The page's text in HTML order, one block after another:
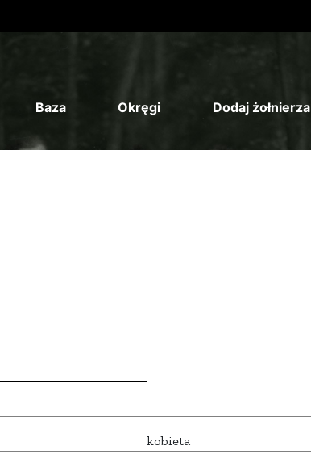
Baza Okręgi Dodaj żołnierza
kobieta